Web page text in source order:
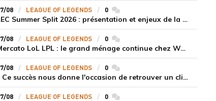
08 LEAGUE OF LEGENDS 0commentaires
LEC Summer Split 2026 : présentation et enjeux de la troisième semaine de compétition
08 LEAGUE OF LEGENDS 0commentaires
Mercato LoL LPL : le grand ménage continue chez Weibo Gaming, Jiejie quitte le navire au profit de Xiaohao
08 LEAGUE OF LEGENDS 0commentaires
« Ce succès nous donne l'occasion de retrouver un climat beaucoup plus positif » Ryu et Canyon soulagés après la victoire de Gen.G sur HLE
08 LEAGUE OF LEGENDS 0commentaires